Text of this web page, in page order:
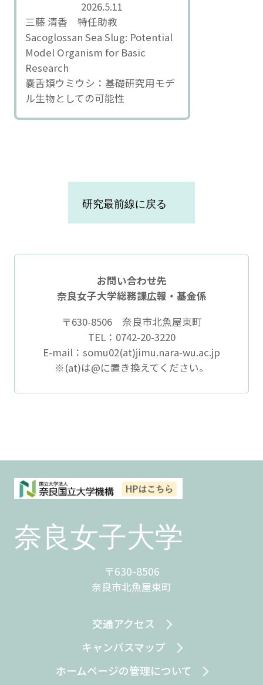
2026.5.11
三藤 清香 特任助教
Sacoglossan Sea Slug: Potential
Model Organism for Basic
Research
嚢舌類ウミウシ：基礎研究用モデ
ル生物としての可能性
研究最前線に戻る
お問い合わせ先
奈良女子大学総務課広報・基金係
〒630-8506 奈良市北魚屋東町
TEL：0742-20-3220
E-mail：somu02(at)jimu.nara-wu.ac.jp
※(at)は@に置き換えてください。
〒630-8506
奈良市北魚屋東町
交通アクセス
キャンパスマップ
ホームページの管理について